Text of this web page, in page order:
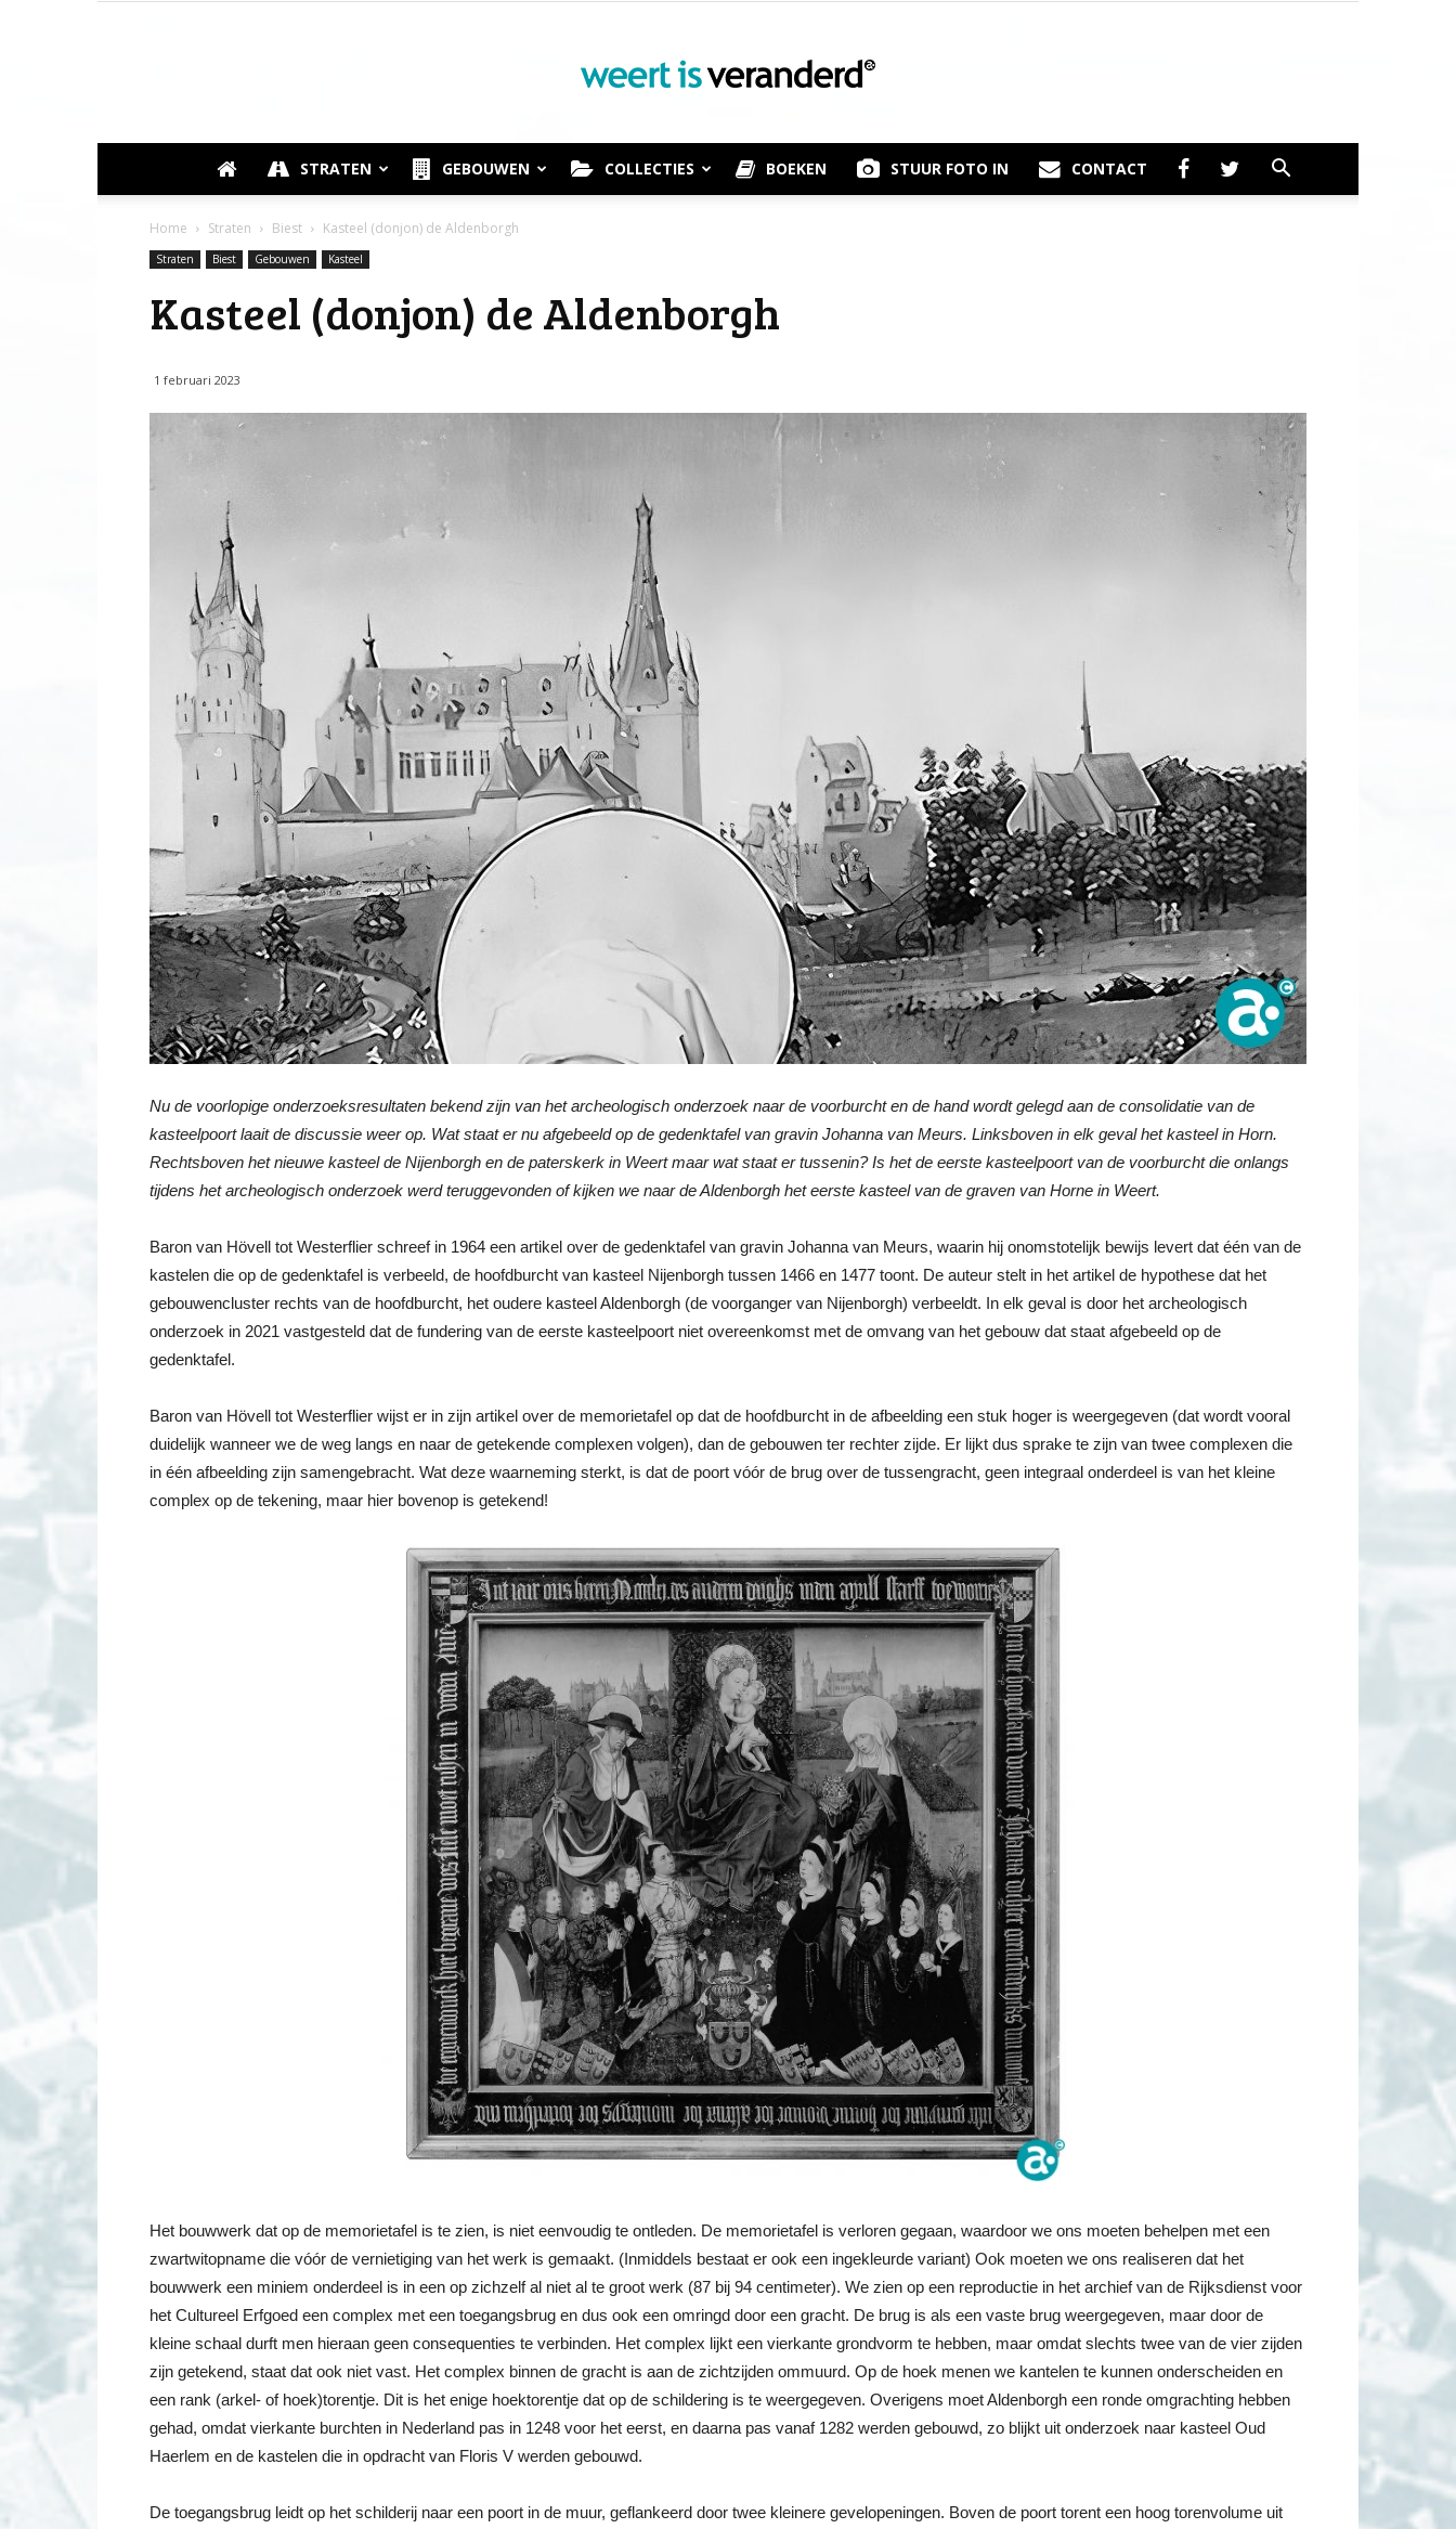
Weert
is
STRATEN GEBOUWEN COLLECTIES BOEKEN STUUR FOTO IN CONTACT
Home Straten Biest Kasteel (donjon) de Aldenborgh
Straten Biest Gebouwen Kasteel
Kasteel (donjon) de Aldenborgh
1 februari 2023
Nu de voorlopige onderzoeksresultaten bekend zijn van het archeologisch onderzoek naar de voorburcht en de hand wordt gelegd aan de consolidatie van de
kasteelpoort laait de discussie weer op. Wat staat er nu afgebeeld op de gedenktafel van gravin Johanna van Meurs. Linksboven in elk geval het kasteel in Horn.
Rechtsboven het nieuwe kasteel de Nijenborgh en de paterskerk in Weert maar wat staat er tussenin? Is het de eerste kasteelpoort van de voorburcht die onlangs
tijdens het archeologisch onderzoek werd teruggevonden of kijken we naar de Aldenborgh het eerste kasteel van de graven van Horne in Weert.
Baron van Hövell tot Westerflier schreef in 1964 een artikel over de gedenktafel van gravin Johanna van Meurs, waarin hij onomstotelijk bewijs levert dat één van de
kastelen die op de gedenktafel is verbeeld, de hoofdburcht van kasteel Nijenborgh tussen 1466 en 1477 toont. De auteur stelt in het artikel de hypothese dat het
gebouwencluster rechts van de hoofdburcht, het oudere kasteel Aldenborgh (de voorganger van Nijenborgh) verbeeldt. In elk geval is door het archeologisch
onderzoek in 2021 vastgesteld dat de fundering van de eerste kasteelpoort niet overeenkomst met de omvang van het gebouw dat staat afgebeeld op de
gedenktafel.
Baron van Hövell tot Westerflier wijst er in zijn artikel over de memorietafel op dat de hoofdburcht in de afbeelding een stuk hoger is weergegeven (dat wordt vooral
duidelijk wanneer we de weg langs en naar de getekende complexen volgen), dan de gebouwen ter rechter zijde. Er lijkt dus sprake te zijn van twee complexen die
in één afbeelding zijn samengebracht. Wat deze waarneming sterkt, is dat de poort vóór de brug over de tussengracht, geen integraal onderdeel is van het kleine
complex op de tekening, maar hier bovenop is getekend!
Het bouwwerk dat op de memorietafel is te zien, is niet eenvoudig te ontleden. De memorietafel is verloren gegaan, waardoor we ons moeten behelpen met een
zwartwitopname die vóór de vernietiging van het werk is gemaakt. (Inmiddels bestaat er ook een ingekleurde variant) Ook moeten we ons realiseren dat het
bouwwerk een miniem onderdeel is in een op zichzelf al niet al te groot werk (87 bij 94 centimeter). We zien op een reproductie in het archief van de Rijksdienst voor
het Cultureel Erfgoed een complex met een toegangsbrug en dus ook een omringd door een gracht. De brug is als een vaste brug weergegeven, maar door de
kleine schaal durft men hieraan geen consequenties te verbinden. Het complex lijkt een vierkante grondvorm te hebben, maar omdat slechts twee van de vier zijden
zijn getekend, staat dat ook niet vast. Het complex binnen de gracht is aan de zichtzijden ommuurd. Op de hoek menen we kantelen te kunnen onderscheiden en
een rank (arkel- of hoek)torentje. Dit is het enige hoektorentje dat op de schildering is te weergegeven. Overigens moet Aldenborgh een ronde omgrachting hebben
gehad, omdat vierkante burchten in Nederland pas in 1248 voor het eerst, en daarna pas vanaf 1282 werden gebouwd, zo blijkt uit onderzoek naar kasteel Oud
Haerlem en de kastelen die in opdracht van Floris V werden gebouwd.
De toegangsbrug leidt op het schilderij naar een poort in de muur, geflankeerd door twee kleinere gevelopeningen. Boven de poort torent een hoog torenvolume uit